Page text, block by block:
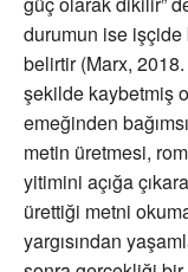
durumun ise işçide
belirtir (Marx,
şekilde kaybetmiş
emeğinden
metin üretmesi,
yitimini açığa
ürettiği metni
yargısından